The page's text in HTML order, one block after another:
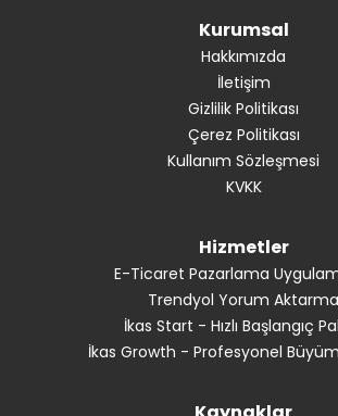
Kurumsal
Hakkımızda
İletişim
Gizlilik Politikası
Çerez Politikası
Kullanım Sözleşmesi
KVKK
Hizmetler
E-Ticaret Pazarlama
Trendyol Yorum Aktarma
İkas Start - Hızlı Başlangıç
İkas Growth - Profesyonel